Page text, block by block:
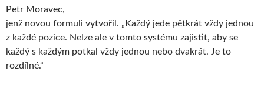
Petr Moravec,
jenž novou formuli vytvořil. „Každý jede pětkrát vždy jednou
z každé pozice. Nelze ale v tomto systému zajistit, aby se
každý s každým potkal vždy jednou nebo dvakrát. Je to
rozdílné.“